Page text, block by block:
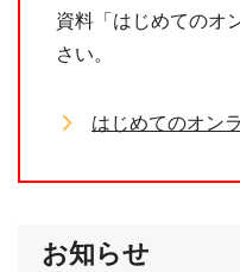
資料「はじめてのオ
さい。
はじめてのオン
お知らせ